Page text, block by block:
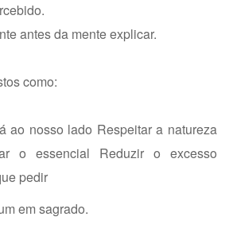
antes da mente explicar.
como:
ao nosso lado Respeitar a natureza
o essencial
Reduzir o excesso
pedir
em sagrado.